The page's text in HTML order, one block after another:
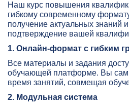
Наш курс повышения
гибкому современному
получение актуальных знаний
подтверждение вашей
1. Онлайн-формат с гибким
Все материалы и задания
обучающей платформе. Вы
время занятий, совмещая
2. Модульная система